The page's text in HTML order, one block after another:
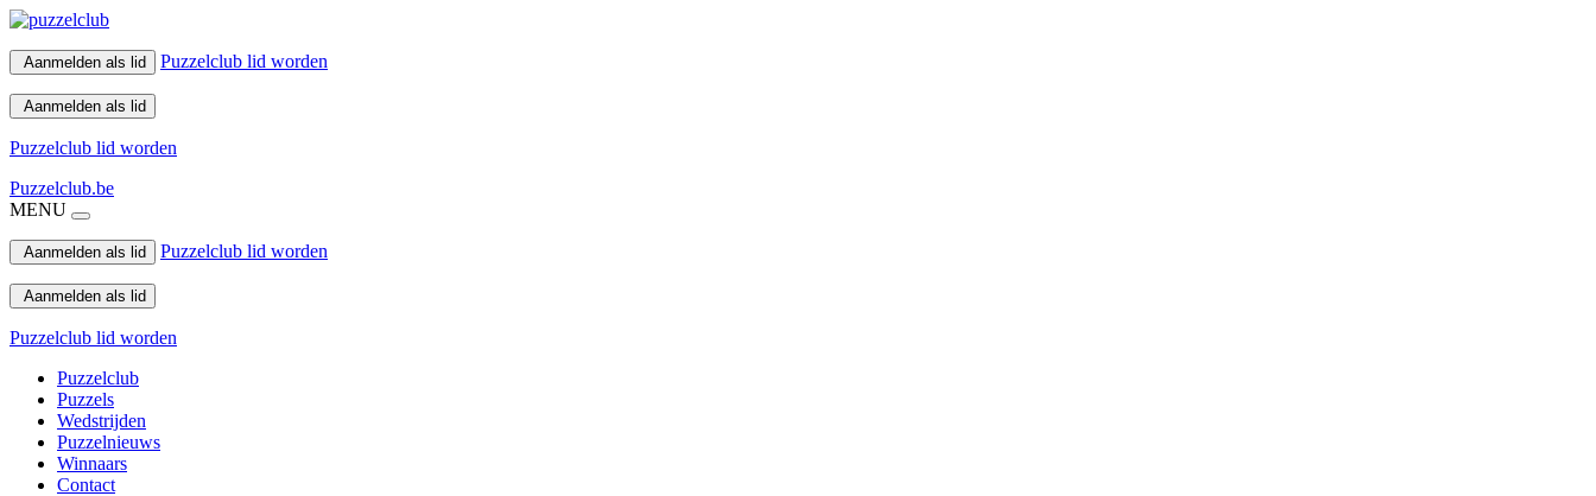
Aanmelden als lid Puzzelclub lid worden
Aanmelden als lid
Puzzelclub lid worden
Puzzelclub.be
MENU
Aanmelden als lid Puzzelclub lid worden
Aanmelden als lid
Puzzelclub lid worden
Puzzelclub
Puzzels
Wedstrijden
Puzzelnieuws
Winnaars
Contact